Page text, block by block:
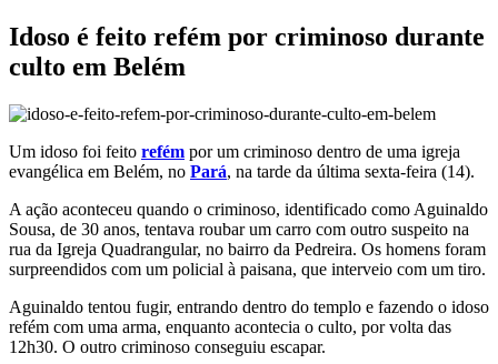
Idoso é feito refém por criminoso durante
culto em Belém
Um idoso foi feito refém por um criminoso dentro de uma igreja
evangélica em Belém, no Pará, na tarde da última sexta-feira (14).
A ação aconteceu quando o criminoso, identificado como Aguinaldo
Sousa, de 30 anos, tentava roubar um carro com outro suspeito na
rua da Igreja Quadrangular, no bairro da Pedreira. Os homens foram
surpreendidos com um policial à paisana, que interveio com um tiro.
Aguinaldo tentou fugir, entrando dentro do templo e fazendo o idoso
refém com uma arma, enquanto acontecia o culto, por volta das
12h30. O outro criminoso conseguiu escapar.